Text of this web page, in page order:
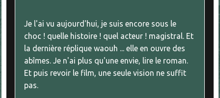
Je l'ai vu aujourd'hui, je suis encore sous le
choc ! quelle histoire ! quel acteur ! magistral. Et
la dernière réplique waouh ... elle en ouvre des
abîmes. Je n'ai plus qu'une envie, lire le roman.
Et puis revoir le film, une seule vision ne suffit
pas.